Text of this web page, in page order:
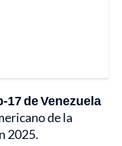
17 de Venezuela
de la
2025.